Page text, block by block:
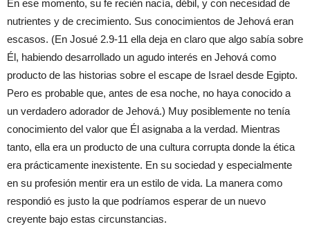
En ese momento, su fe recién nacía, débil, y con necesidad de
nutrientes y de crecimiento. Sus conocimientos de Jehová eran
escasos. (En Josué 2.9-11 ella deja en claro que algo sabía sobre
Él, habiendo desarrollado un agudo interés en Jehová como
producto de las historias sobre el escape de Israel desde Egipto.
Pero es probable que, antes de esa noche, no haya conocido a
un verdadero adorador de Jehová.) Muy posiblemente no tenía
conocimiento del valor que Él asignaba a la verdad. Mientras
tanto, ella era un producto de una cultura corrupta donde la ética
era prácticamente inexistente. En su sociedad y especialmente
en su profesión mentir era un estilo de vida. La manera como
respondió es justo la que podríamos esperar de un nuevo
creyente bajo estas circunstancias.